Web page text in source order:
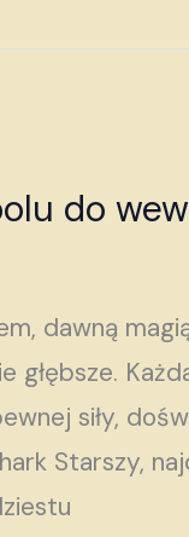
do
dawną
siły,
Starszy,